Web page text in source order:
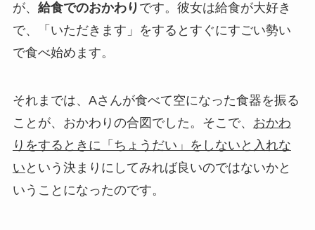
が、 給食でのおかわり です。彼女は給食が大好き
で、「いただきます」をするとすぐにすごい勢い
で食べ始めます。
それまでは、Aさんが食べて空になった食器を振る
ことが、おかわりの合図でした。そこで、 おかわ
りをするときに「ちょうだい」をしないと入れな
い という決まりにしてみれば良いのではないかと
いうことになったのです。